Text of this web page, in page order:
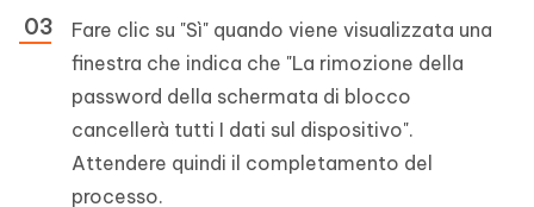
Fare clic su "Sì" quando viene visualizzata una
finestra che indica che "La rimozione della
password della schermata di blocco
cancellerà tutti I dati sul dispositivo".
Attendere quindi il completamento del
processo.